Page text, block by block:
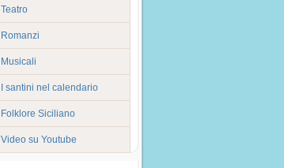
Teatro
Romanzi
Musicali
I santini nel calendario
Folklore Siciliano
Video su Youtube